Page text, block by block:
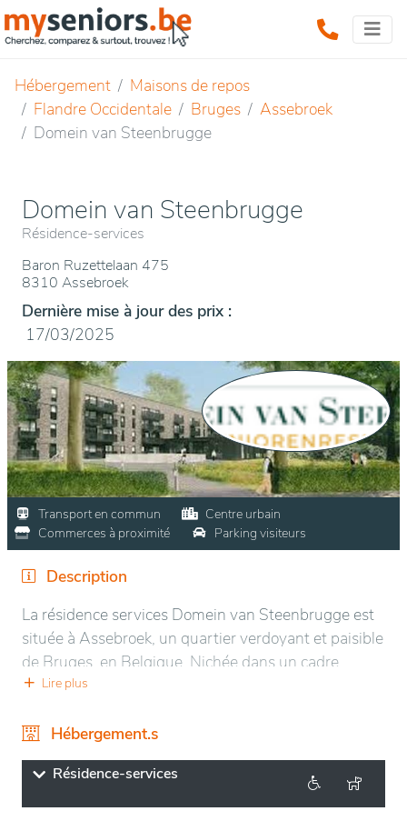
Hébergement
Maisons de repos
Flandre Occidentale
Bruges
Assebroek
Domein van Steenbrugge
Domein van Steenbrugge
Résidence-services
Baron Ruzettelaan 475
8310 Assebroek
Dernière mise à jour des prix :
17/03/2025
Transport en commun
Centre urbain
Commerces à proximité
Parking visiteurs
Description
La résidence services Domein van Steenbrugge est
située à Assebroek, un quartier verdoyant et paisible
de Bruges, en Belgique. Nichée dans un cadre
naturel serein, elle offre un environnement propice
commodités urbaines.
Le domaine bénéficie d’un emplacement idéal, à
quelques minutes du centre historique de Bruges,
Lire plus
Hébergement.s
Résidence-services